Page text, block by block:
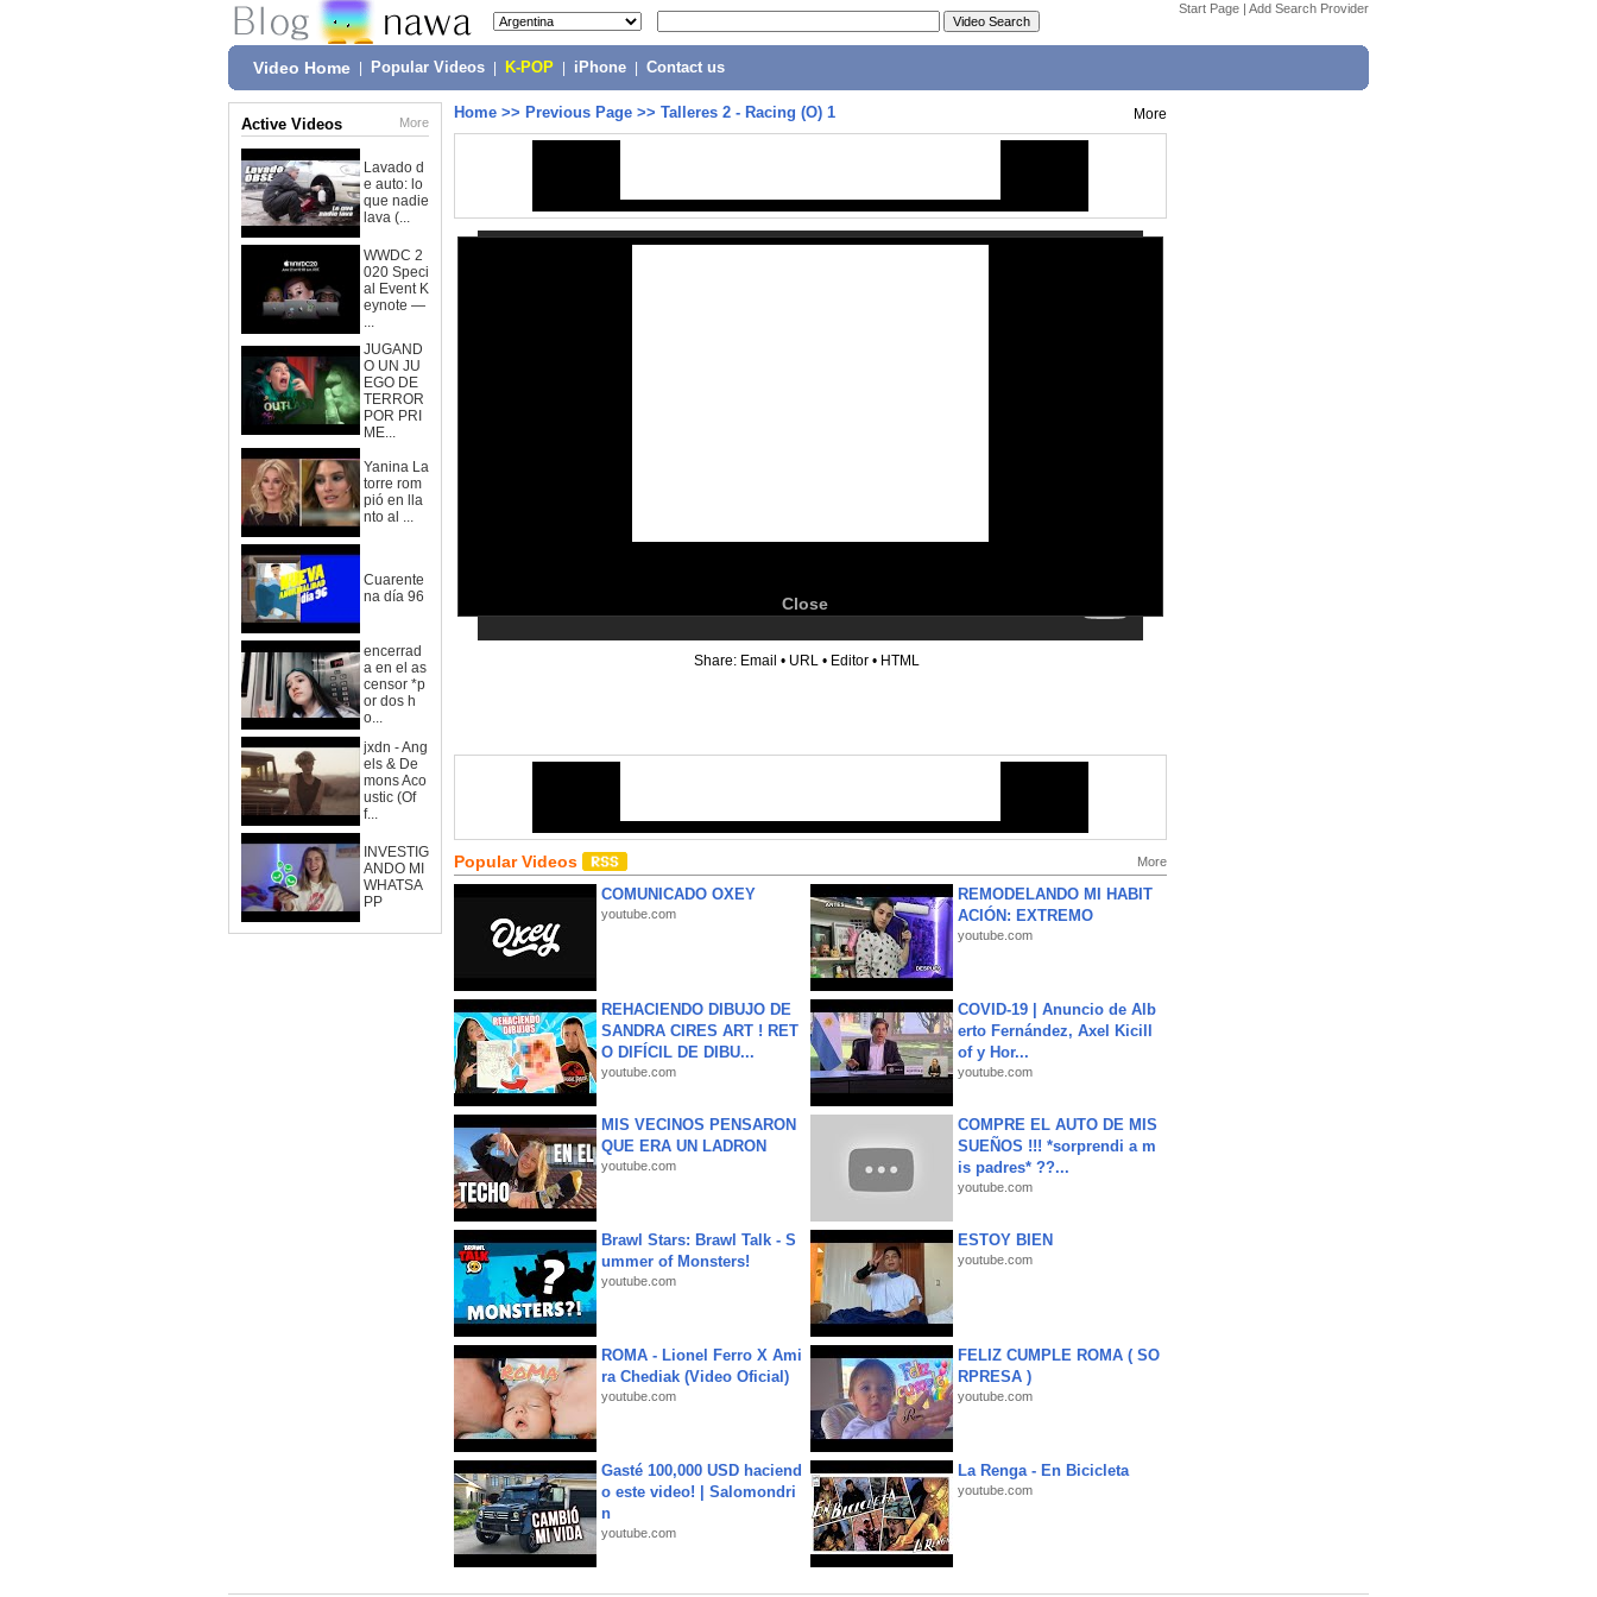
Start Page | Add Search Provider
Video Home Popular Videos K-POP iPhone Contact us
Active Videos More
Lavado d
e auto: lo
que nadie
lava (...
WWDC 2
020 Speci
al Event K
eynote —
...
JUGAND
O UN JU
EGO DE
TERROR
POR PRI
ME...
Yanina La
torre rom
pió en lla
nto al ...
Cuarente
na día 96
encerrad
a en el as
censor *p
or dos h
o...
jxdn - Ang
els & De
mons Aco
ustic (Of
f...
INVESTIG
ANDO MI
WHATSA
PP
Home >> Previous Page >> Talleres 2 - Racing (O) 1 More
Close
Share: Email • URL • Editor • HTML
Popular Videos More
COMUNICADO OXEY
youtube.com
REMODELANDO MI HABIT
ACIÓN: EXTREMO
youtube.com
REHACIENDO DIBUJO DE
SANDRA CIRES ART ! RET
O DIFÍCIL DE DIBU...
youtube.com
COVID-19 | Anuncio de Alb
erto Fernández, Axel Kicill
of y Hor...
youtube.com
MIS VECINOS PENSARON
QUE ERA UN LADRON
youtube.com
COMPRE EL AUTO DE MIS
SUEÑOS !!! *sorprendi a m
is padres* ??...
youtube.com
Brawl Stars: Brawl Talk - S
ummer of Monsters!
youtube.com
ESTOY BIEN
youtube.com
ROMA - Lionel Ferro X Ami
ra Chediak (Video Oficial)
youtube.com
FELIZ CUMPLE ROMA ( SO
RPRESA )
youtube.com
Gasté 100,000 USD haciend
o este video! | Salomondri
n
youtube.com
La Renga - En Bicicleta
youtube.com